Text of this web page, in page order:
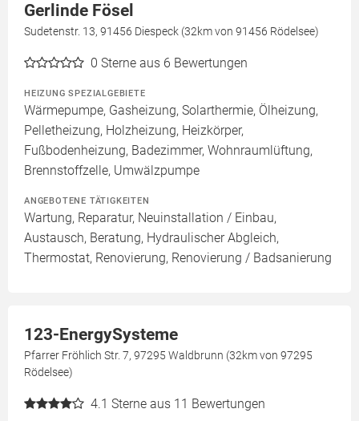
Gerlinde Fösel
Sudetenstr. 13, 91456 Diespeck (32km von 91456 Rödelsee)
0 Sterne aus 6 Bewertungen
HEIZUNG SPEZIALGEBIETE
Wärmepumpe, Gasheizung, Solarthermie, Ölheizung,
Pelletheizung, Holzheizung, Heizkörper,
Fußbodenheizung, Badezimmer, Wohnraumlüftung,
Brennstoffzelle, Umwälzpumpe
ANGEBOTENE TÄTIGKEITEN
Wartung, Reparatur, Neuinstallation / Einbau,
Austausch, Beratung, Hydraulischer Abgleich,
Thermostat, Renovierung, Renovierung / Badsanierung
123-EnergySysteme
Pfarrer Fröhlich Str. 7, 97295 Waldbrunn (32km von 97295
Rödelsee)
4.1 Sterne aus 11 Bewertungen